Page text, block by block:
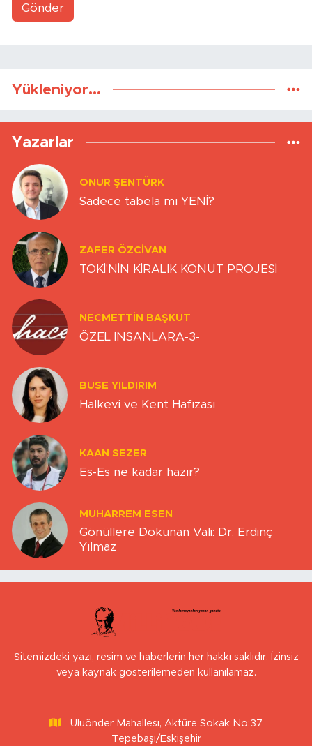
Gönder
Yükleniyor...
Yazarlar
ONUR ŞENTÜRK
Sadece tabela mı YENİ?
ZAFER ÖZCIVAN
TOKİ'NİN KİRALIK KONUT PROJESİ
NECMETTIN BAŞKUT
ÖZEL İNSANLARA-3-
BUSE YILDIRIM
Halkevi ve Kent Hafızası
KAAN SEZER
Es-Es ne kadar hazır?
MUHARREM ESEN
Gönüllere Dokunan Vali: Dr. Erdinç
Yılmaz
Sitemizdeki yazı, resim ve haberlerin her hakkı saklıdır. İzinsiz
veya kaynak gösterilemeden kullanılamaz.
Uluönder Mahallesi, Aktüre Sokak No:37
Tepebaşı/Eskişehir